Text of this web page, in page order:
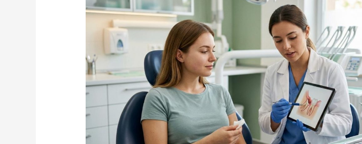
tras
extracción
cordales:
guía
para
una
recuperación
rápida